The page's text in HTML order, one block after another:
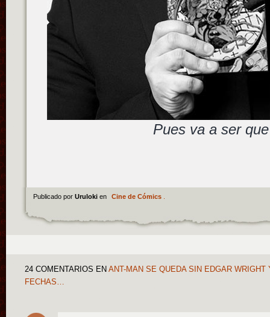
Pues va a ser
Publicado por Uruloki en Cine de Cómics.
24 COMENTARIOS EN ANT-MAN SE QUEDA SIN EDGAR
FECHAS…